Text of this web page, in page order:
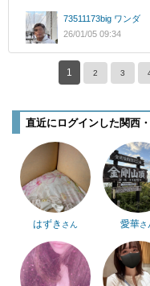
73511173big ワンダ
26/01/05 09:34
1 2 3
直近にログインした関西
はずき さん 愛華さ